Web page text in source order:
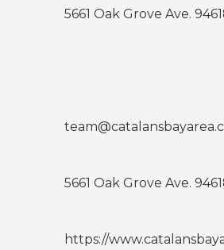
5661 Oak Grove Ave.
5661 Oak Grove Ave.
https://